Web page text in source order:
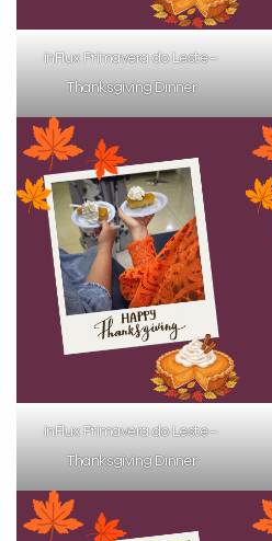
inFlux Primavera do Leste –
Thanksgiving Dinner
inFlux Primavera do Leste –
Thanksgiving Dinner
Não
VOLTAR